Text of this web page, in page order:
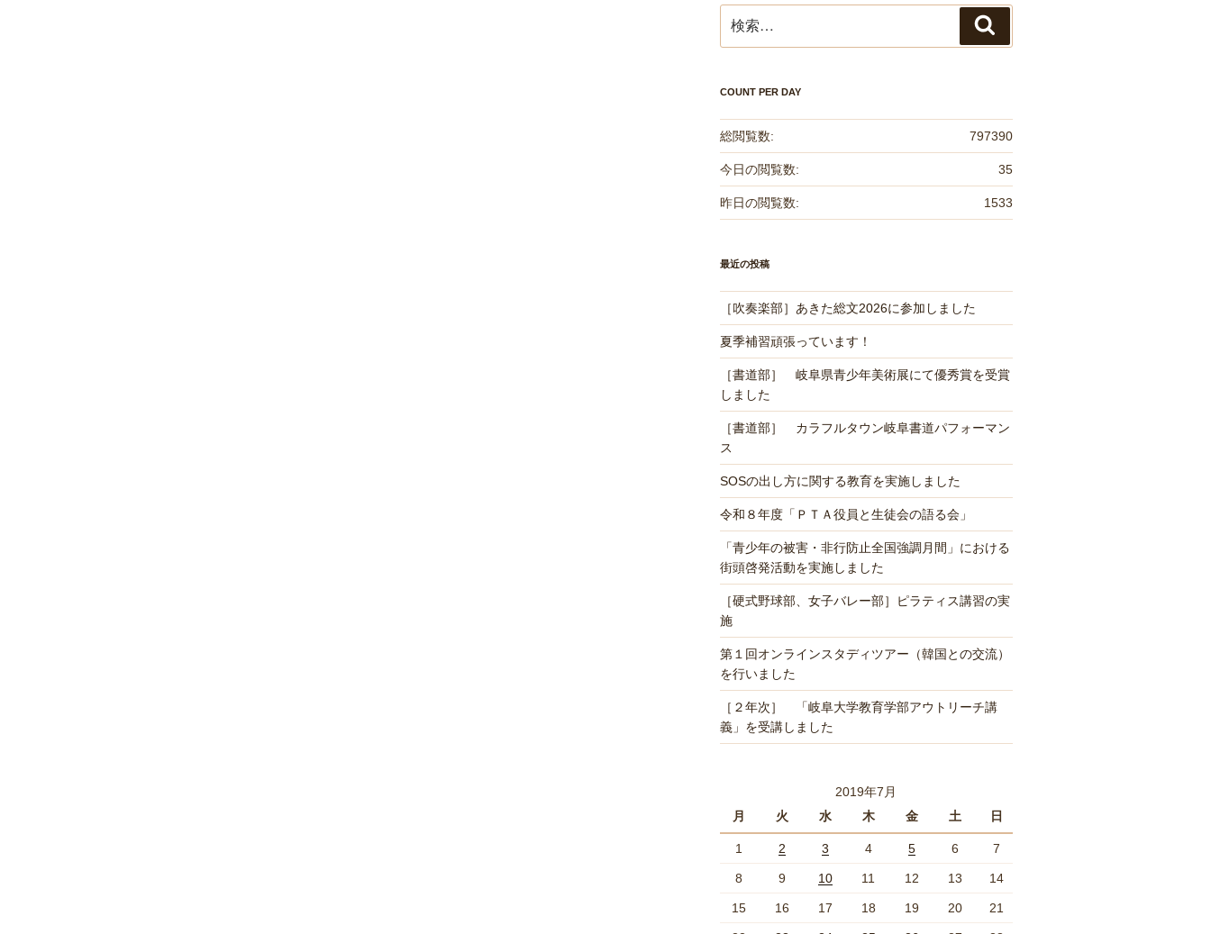
索:
索
COUNT PER DAY
797390
総閲覧数:
35
今日の閲覧数:
1533
昨日の閲覧数:
最近の投稿
［吹奏楽部］あきた総文2026に参加しました
夏季補習頑張っています！
［書道部］ 岐阜県青少年美術展にて優秀賞を受賞
しました
［書道部］ カラフルタウン岐阜書道パフォーマン
ス
SOSの出し方に関する教育を実施しました
令和８年度「ＰＴＡ役員と生徒会の語る会」
「青少年の被害・非行防止全国強調月間」における
街頭啓発活動を実施しました
［硬式野球部、女子バレー部］ピラティス講習の実
施
第１回オンラインスタディツアー（韓国との交流）
を行いました
［２年次］ 「岐阜大学教育学部アウトリーチ講
義」を受講しました
2019年7月
月
火 水 木 金 土 日
1 2 3 4 5 6 7
8 9 10 11 12 13 14
15 16 17 18 19 20 21